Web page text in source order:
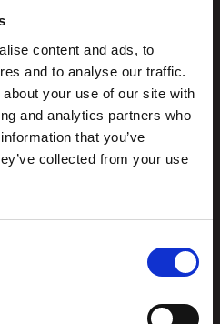
content and ads, to
and to analyse our traffic.
your use of our site with
and analytics partners who
that you’ve
collected from your use
NORWAY
Org.nummer976 215
834